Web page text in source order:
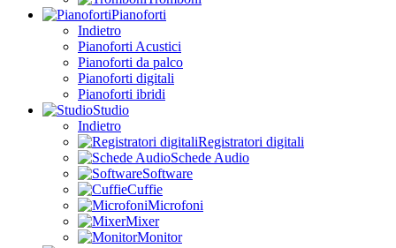
Pianoforti
Indietro
Pianoforti Acustici
Pianoforti da palco
Pianoforti digitali
Pianoforti ibridi
Studio
Indietro
Registratori digitali
Schede Audio
Software
Cuffie
Microfoni
Mixer
Monitor